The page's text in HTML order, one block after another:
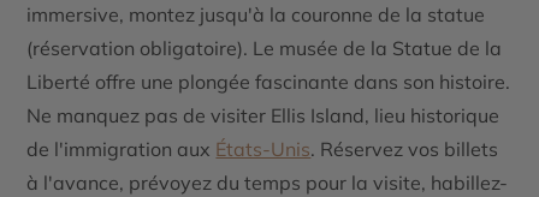
immersive, montez jusqu'à la couronne de la statue
(réservation obligatoire). Le musée de la Statue de la
Liberté offre une plongée fascinante dans son histoire.
Ne manquez pas de visiter Ellis Island, lieu historique
de l'immigration aux États-Unis. Réservez vos billets
à l'avance, prévoyez du temps pour la visite, habillez-